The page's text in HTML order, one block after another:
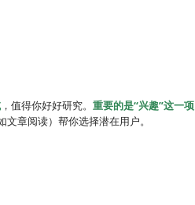
，值得你好好研究。 重要的是“兴趣”这一项
章阅读）帮你选择潜在用户。